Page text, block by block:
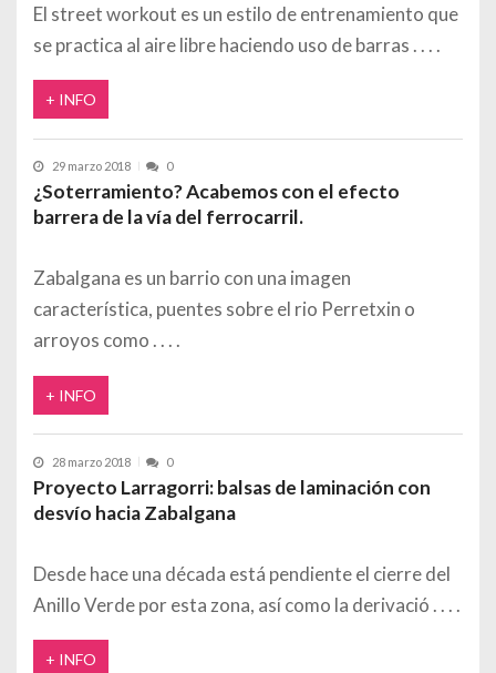
El street workout es un estilo de entrenamiento que
se practica al aire libre haciendo uso de barras
+ INFO
29 marzo 2018 0
¿Soterramiento? Acabemos con el efecto
barrera de la vía del ferrocarril.
Zabalgana es un barrio con una imagen
característica, puentes sobre el rio Perretxin o
arroyos como
+ INFO
28 marzo 2018 0
Proyecto Larragorri: balsas de laminación con
desvío hacia Zabalgana
Desde hace una década está pendiente el cierre del
Anillo Verde por esta zona, así como la derivació
+ INFO